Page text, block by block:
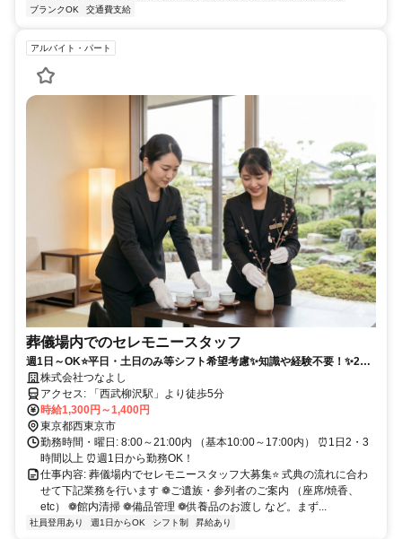
ブランクOK
交通費支給
アルバイト・パート
葬儀場内でのセレモニースタッフ
週1日～OK⭐平日・土日のみ等シフト希望考慮✨知識や経験不要！✨20
代・30代女性スタッフが活躍中✨
株式会社つなよし
アクセス: 「西武柳沢駅」より徒歩5分
時給1,300円～1,400円
東京都西東京市
勤務時間・曜日: 8:00～21:00内 （基本10:00～17:00内） ⏰1日2・3
時間以上 ⏰週1日から勤務OK！
仕事内容: 葬儀場内でセレモニースタッフ大募集⭐ 式典の流れに合わ
せて下記業務を行います ❁ご遺族・参列者のご案内 （座席/焼香、
etc） ❁館内清掃 ❁備品管理 ❁供養品のお渡し など。まず...
社員登用あり 週1日からOK シフト制 昇給あり